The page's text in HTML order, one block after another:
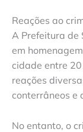
Reações ao
A Prefeitura de
em
cidade entre
reações
conterrâneos e
No entanto, o